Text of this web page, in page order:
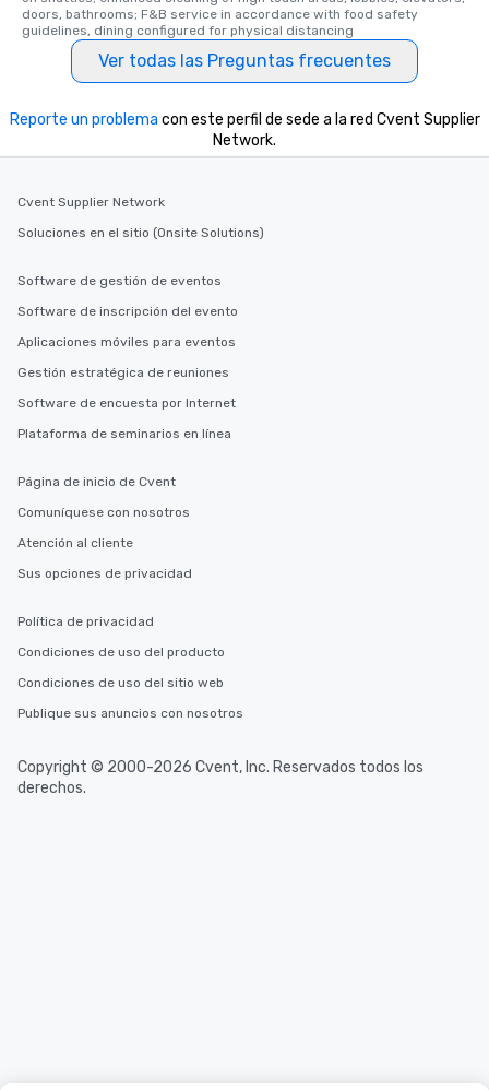
doors, bathrooms; F&B service in accordance with food safety
guidelines, dining configured for physical distancing
Ver todas las Preguntas frecuentes
Reporte un problema con este perfil de sede a la red Cvent Supplier
Network.
Cvent Supplier Network
Soluciones en el sitio (Onsite Solutions)
Software de gestión de eventos
Software de inscripción del evento
Aplicaciones móviles para eventos
Gestión estratégica de reuniones
Software de encuesta por Internet
Plataforma de seminarios en línea
Página de inicio de Cvent
Comuníquese con nosotros
Atención al cliente
Sus opciones de privacidad
Política de privacidad
Condiciones de uso del producto
Condiciones de uso del sitio web
Publique sus anuncios con nosotros
Copyright © 2000-2026 Cvent, Inc. Reservados todos los
derechos.